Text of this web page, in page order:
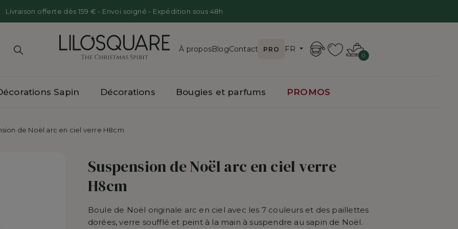
Livraison offerte dès 159 € - Envoi soigné - Expédition sous 48h
À propos
Presse
BlogContact PRO FR
0
Supports pour boules de Noël
Sapin
Animaux Sauvages
Oursons
Autres suspensions de Noël Fleurs et Branches décoratives
Décorations
chandeliers
Bougies et parfums PROMOS
de Noël arc en ciel verre H8cm
Suspension de Noël arc en ciel verre
H8cm
Boule de Noël originale arc en ciel avec les 7 couleurs et des paillettes
dorées, verre soufflé et peint à la main à suspendre au sapin de Noël.